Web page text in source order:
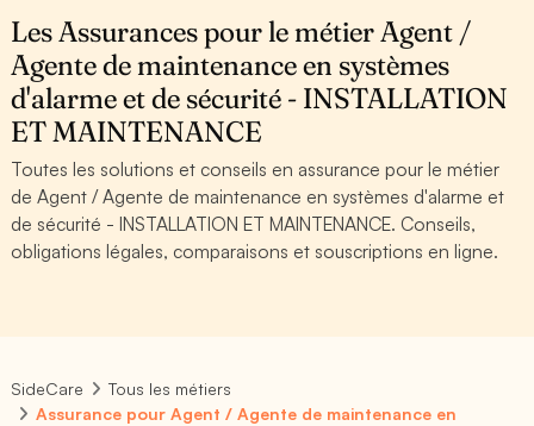
Les Assurances pour le métier Agent /
Agente de maintenance en systèmes
d'alarme et de sécurité - INSTALLATION
ET MAINTENANCE
Toutes les solutions et conseils en assurance pour le métier
de Agent / Agente de maintenance en systèmes d'alarme et
de sécurité - INSTALLATION ET MAINTENANCE. Conseils,
obligations légales, comparaisons et souscriptions en ligne.
SideCare
Tous les métiers
Assurance pour Agent / Agente de maintenance en